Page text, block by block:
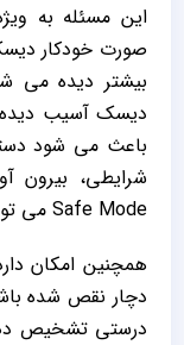
این مسئله به
صورت خودکار
بیشتر دیده می‌
دیسک آسیب‌ دیده
باعث می‌ شود
شرایطی، بیرون
Safe Mode می‌ تواند مشکل را برطرف کند.
همچنین امکان
دچار نقص شده
درستی تشخیص